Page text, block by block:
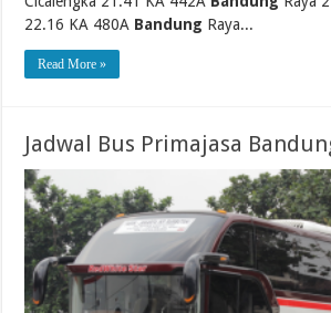
22.16 KA 480A Bandung Raya...
Read More »
Jadwal Bus Primajasa